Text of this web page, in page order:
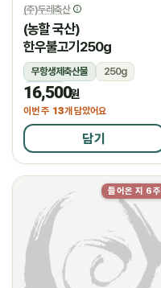
(주)두레축산
(농할 국산)
한우불고기250g
무항생제축산물
250g
냉장
16,500원
이번 주 13개 담았어요
담기
들어온 지 6주